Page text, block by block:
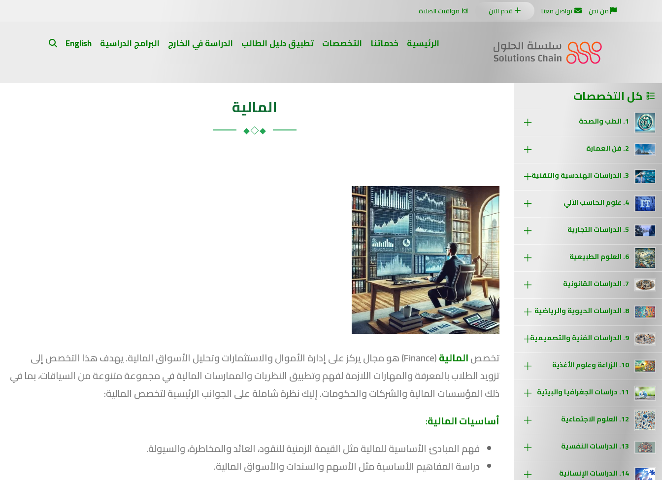
من نحن تواصل معنا قدم الآن مواقيت الصلاة
الرئيسية خدماتنا التخصصات تطبيق دليل الطالب الدراسة في الخارج البرامج الدراسية English
كل التخصصات
1. الطب والصحة
2. فن العمارة
3. الدراسات الهندسية والتقنية
4. علوم الحاسب الآلي
5. الدراسات التجارية
6. العلوم الطبيعية
7. الدراسات القانونية
8. الدراسات الحيوية والرياضية
9. الدراسات الفنية والتصميمية
10. الزراعة وعلوم الأغذية
11. دراسات الجغرافيا والبيئية
12. العلوم الاجتماعية
13. الدراسات النفسية
14. الدراسات الإنسانية
المالية
تخصصالمالية
(Finance) هو مجال يركز على إدارة الأموال والاستثمارات وتحليل الأسواق المالية. يهدف هذا التخصص إلى
تزويد الطلاب بالمعرفة والمهارات اللازمة لفهم وتطبيق النظريات والممارسات المالية في مجموعة متنوعة من السياقات، بما في
ذلك المؤسسات المالية والشركات والحكومات. إليك نظرة شاملة على الجوانب الرئيسية لتخصص المالية:
أساسيات المالية:
فهم المبادئ الأساسية للمالية مثل القيمة الزمنية للنقود، العائد والمخاطرة، والسيولة.
دراسة المفاهيم الأساسية مثل الأسهم والسندات والأسواق المالية.